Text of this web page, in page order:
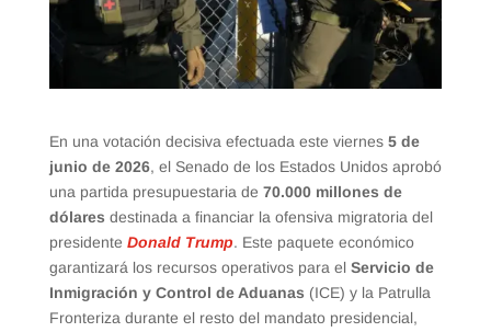
En una votación decisiva efectuada este viernes 5 de
junio de 2026, el Senado de los Estados Unidos aprobó
una partida presupuestaria de 70.000 millones de
dólares destinada a financiar la ofensiva migratoria del
presidente Donald Trump. Este paquete económico
garantizará los recursos operativos para el Servicio de
Inmigración y Control de Aduanas (ICE) y la Patrulla
Fronteriza durante el resto del mandato presidencial,